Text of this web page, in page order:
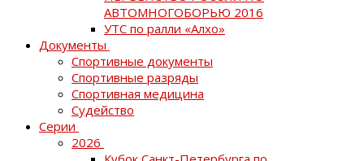
АВТОМНОГОБОРЬЮ 2016
УТС по ралли «Алхо»
Документы
Спортивные документы
Спортивные разряды
Спортивная медицина
Судейство
Серии
2026